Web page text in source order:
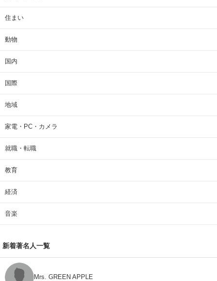
住まい
動物
国内
国際
地域
家電・PC・カメラ
就職・転職
教育
経済
音楽
新着著名人一覧
Mrs. GREEN APPLE